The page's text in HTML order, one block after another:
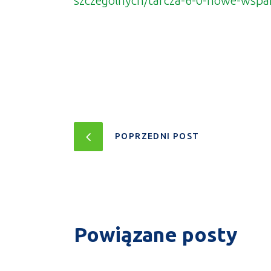
POPRZEDNI POST
Powiązane posty